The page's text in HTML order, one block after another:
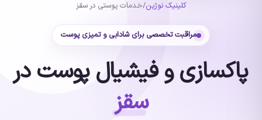
کلینیک نوژین/خدمات پوستی در سقز
مراقبت تخصصی برای شادابی و تمیزی پوست
پاکسازی و فیشیال پوست در
سقز